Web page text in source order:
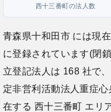
西十三番町の法人数
青森県十和田市 には現
に登録されています(閉
立登記法人は 168 社で
定非営利活動法人重症
在する 西十三番町 エリ